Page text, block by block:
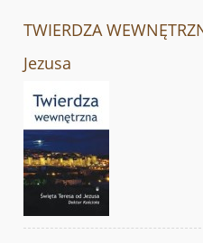
TWIERDZA
Jezusa